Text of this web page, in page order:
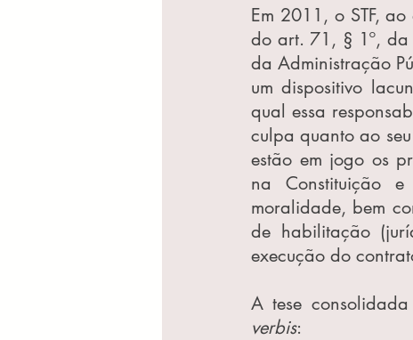
Em 2011, o STF,
do art. 71, § 1º,
da Administração
um dispositivo
qual essa
culpa quanto ao
estão em jogo os
na Constituição
moralidade, bem
de habilitação
execução do
verbis: